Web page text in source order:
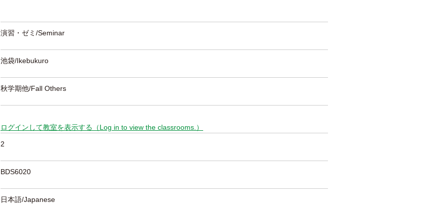
演習・ゼミ/Seminar
池袋/Ikebukuro
秋学期他/Fall Others
ログインして教室を表示する（Log in to view the classrooms.）
2
BDS6020
日本語/Japanese